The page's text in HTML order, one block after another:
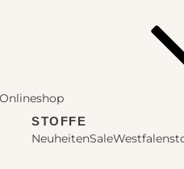
Onlineshop
STOFFE
NeuheitenSale